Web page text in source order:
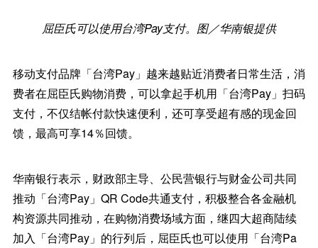
屈臣氏可以使用台湾Pay支付。图／华南银提供
移动支付品牌「台湾Pay」越来越贴近消费者日常生活，消
费者在屈臣氏购物消费，可以拿起手机用「台湾Pay」扫码
支付，不仅结帐付款快速便利，还可享受超有感的现金回
馈，最高可享14％回馈。
华南银行表示，财政部主导、公民营银行与财金公司共同
推动「台湾Pay」QR Code共通支付，积极整合各金融机
构资源共同推动，在购物消费场域方面，继四大超商陆续
加入「台湾Pay」的行列后，屈臣氏也可以使用「台湾Pa